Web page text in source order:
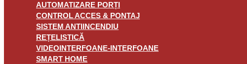
AUTOMATIZARE PORȚI
CONTROL ACCES & PONTAJ
SISTEM ANTIINCENDIU
REȚELISTICĂ
VIDEOINTERFOANE-INTERFOANE
SMART HOME